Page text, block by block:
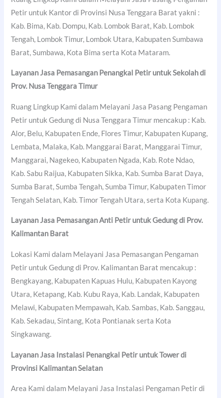
Petir untuk Kantor di Provinsi Nusa Tenggara Barat yakni :
Kab. Bima, Kab. Dompu, Kab. Lombok Barat, Kab. Lombok
Tengah, Lombok Timur, Lombok Utara, Kabupaten Sumbawa
Barat, Sumbawa, Kota Bima serta Kota Mataram.
Layanan Jasa Pemasangan Penangkal Petir untuk Sekolah di
Prov. Nusa Tenggara Timur
Ruang Lingkup Kami dalam Melayani Jasa Pasang Pengaman
Petir untuk Gedung di Nusa Tenggara Timur mencakup : Kab.
Alor, Belu, Kabupaten Ende, Flores Timur, Kabupaten Kupang,
Lembata, Malaka, Kab. Manggarai Barat, Manggarai Timur,
Manggarai, Nagekeo, Kabupaten Ngada, Kab. Rote Ndao,
Kab. Sabu Raijua, Kabupaten Sikka, Kab. Sumba Barat Daya,
Sumba Barat, Sumba Tengah, Sumba Timur, Kabupaten Timor
Tengah Selatan, Kab. Timor Tengah Utara, serta Kota Kupang.
Layanan Jasa Pemasangan Anti Petir untuk Gedung di Prov.
Kalimantan Barat
Lokasi Kami dalam Melayani Jasa Pemasangan Pengaman
Petir untuk Gedung di Prov. Kalimantan Barat mencakup :
Bengkayang, Kabupaten Kapuas Hulu, Kabupaten Kayong
Utara, Ketapang, Kab. Kubu Raya, Kab. Landak, Kabupaten
Melawi, Kabupaten Mempawah, Kab. Sambas, Kab. Sanggau,
Kab. Sekadau, Sintang, Kota Pontianak serta Kota
Singkawang.
Layanan Jasa Instalasi Penangkal Petir untuk Tower di
Provinsi Kalimantan Selatan
Area Kami dalam Melayani Jasa Instalasi Pengaman Petir di